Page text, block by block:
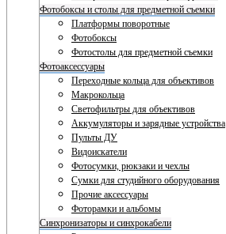
Фотобоксы и столы для предметной съемки
Платформы поворотные
Фотобоксы
Фотостолы для предметной съемки
Фотоаксессуары
Переходные кольца для объективов
Макрокольца
Светофильтры для объективов
Аккумуляторы и зарядные устройства
Пульты ДУ
Видоискатели
Фотосумки, рюкзаки и чехлы
Сумки для студийного оборудования
Прочие аксессуары
Фоторамки и альбомы
Синхронизаторы и синхрокабели